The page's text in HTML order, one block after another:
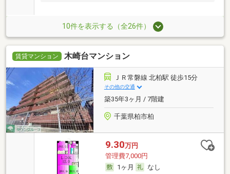
10件を表示する（全26件）
賃貸マンション 木崎台マンション
ＪＲ常磐線 北柏駅 徒歩15分
その他の交通
築35年3ヶ月 / 7階建
千葉県柏市柏
9.30万円
管理費7,000円
1ヶ月
なし